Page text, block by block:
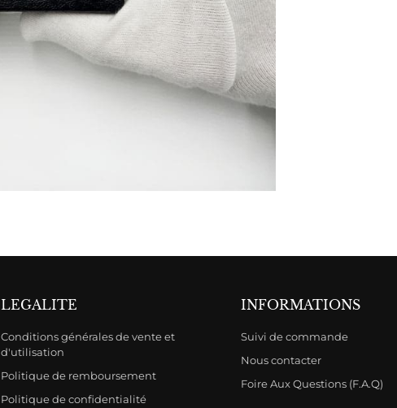
LEGALITE
Conditions générales de vente et
d'utilisation
Politique de remboursement
Politique de confidentialité
INFORMATIONS
Suivi de commande
Nous contacter
Foire Aux Questions (F.A.Q)